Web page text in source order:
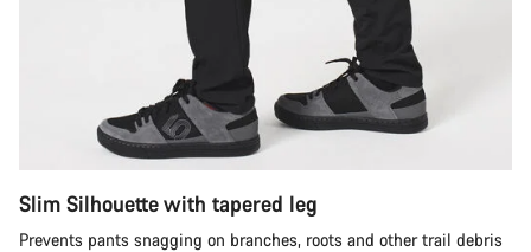
Slim Silhouette with tapered leg
Prevents pants snagging on branches, roots and other trail debris